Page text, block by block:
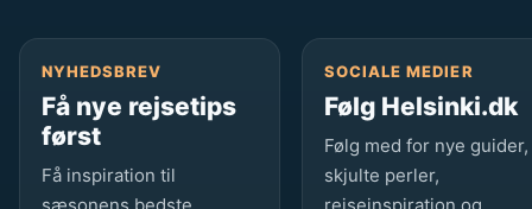
NYHEDSBREV
Få nye rejsetips
først
Få inspiration til
SOCIALE MEDIER
Følg Helsinki.dk
Følg med for nye guider,
skjulte perler,